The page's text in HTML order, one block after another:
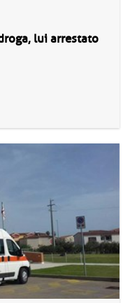
lui arrestato